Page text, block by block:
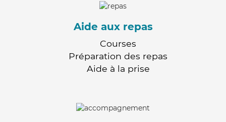
Aide aux repas
Courses
Préparation des repas
Aide à la prise